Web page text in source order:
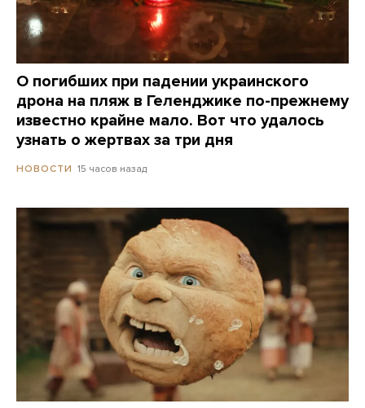
О погибших при падении украинского
дрона на пляж в Геленджике по-прежнему
известно крайне мало. Вот что удалось
узнать о жертвах за три дня
НОВОСТИ 15 часов назад